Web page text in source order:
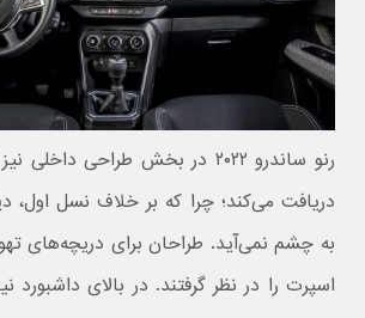
رنو ساندرو ۲۰۲۲ در بخش طراحی
دریافت می‌کند؛ چرا که بر خلاف نسل اول،
به چشم نمی‌آید. طراحان برای دریچه‌های
اسپرت را در نظر گرفتند. در بالای داشبورد